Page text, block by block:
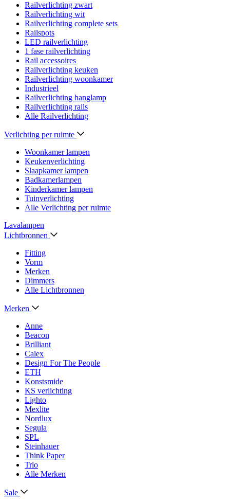
Railverlichting zwart
Railverlichting wit
Railverlichting complete sets
Railspots
LED railverlichting
1 fase railverlichting
Rail accessoires
Railverlichting keuken
Railverlichting woonkamer
Industrieel
Railverlichting hanglamp
Railverlichting rails
Alle Railverlichting
Verlichting per ruimte
Woonkamer lampen
Keukenverlichting
Slaapkamer lampen
Badkamerlampen
Kinderkamer lampen
Tuinverlichting
Alle Verlichting per ruimte
Lavalampen
Lichtbronnen
Fitting
Vorm
Merken
Dimmers
Alle Lichtbronnen
Merken
Anne
Beacon
Brilliant
Calex
Design For The People
ETH
Konstsmide
KS verlichting
Lighto
Mexlite
Nordlux
Segula
SPL
Steinhauer
Think Paper
Trio
Alle Merken
Sale